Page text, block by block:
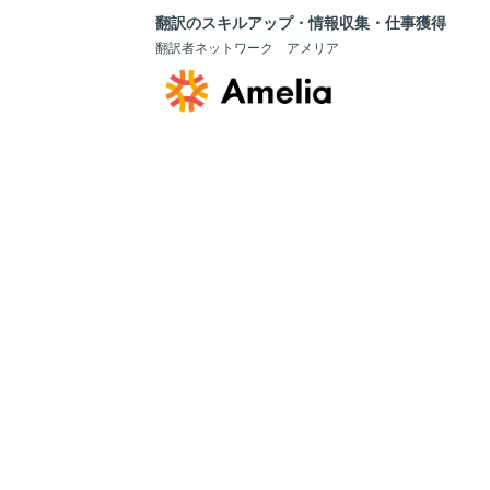
翻訳のスキルアップ・情報収集・仕事獲得
翻訳者ネットワーク アメリア